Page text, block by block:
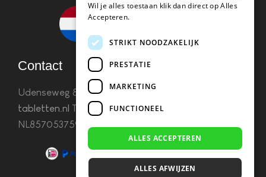
Contact
Udenseweg 8B 5405 PA Udeninfo(@)koffie-
tabletten.nl Tel. 085 782 5578KvK 67529623 Btw:
NL857053759B01
Wil je alles toestaan klik dan direct op Alles
Accepteren.
STRIKT NOODZAKELIJK
PRESTATIE
MARKETING
FUNCTIONEEL
ALLES ACCEPTEREN
ALLES AFWIJZEN